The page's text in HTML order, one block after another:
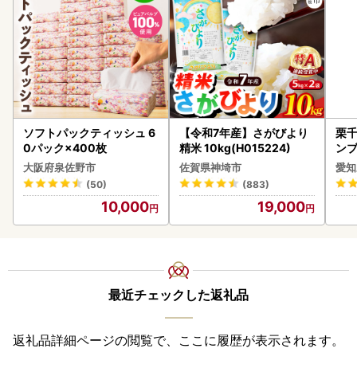
ソフトパックティッシュ 6
0パック×400枚
大阪府泉佐野市
(50)
10,000
【令和7年産】さがびより
精米 10kg(H015224)
佐賀県神埼市
(883)
19,000
栗
ン
デ
愛
最近チェックした返礼品
返礼品詳細ページの閲覧で、ここに履歴が表示されます。